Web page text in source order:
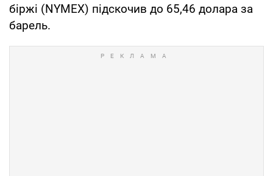
біржі (NYMEX) підскочив до 65,46 долара за
барель.